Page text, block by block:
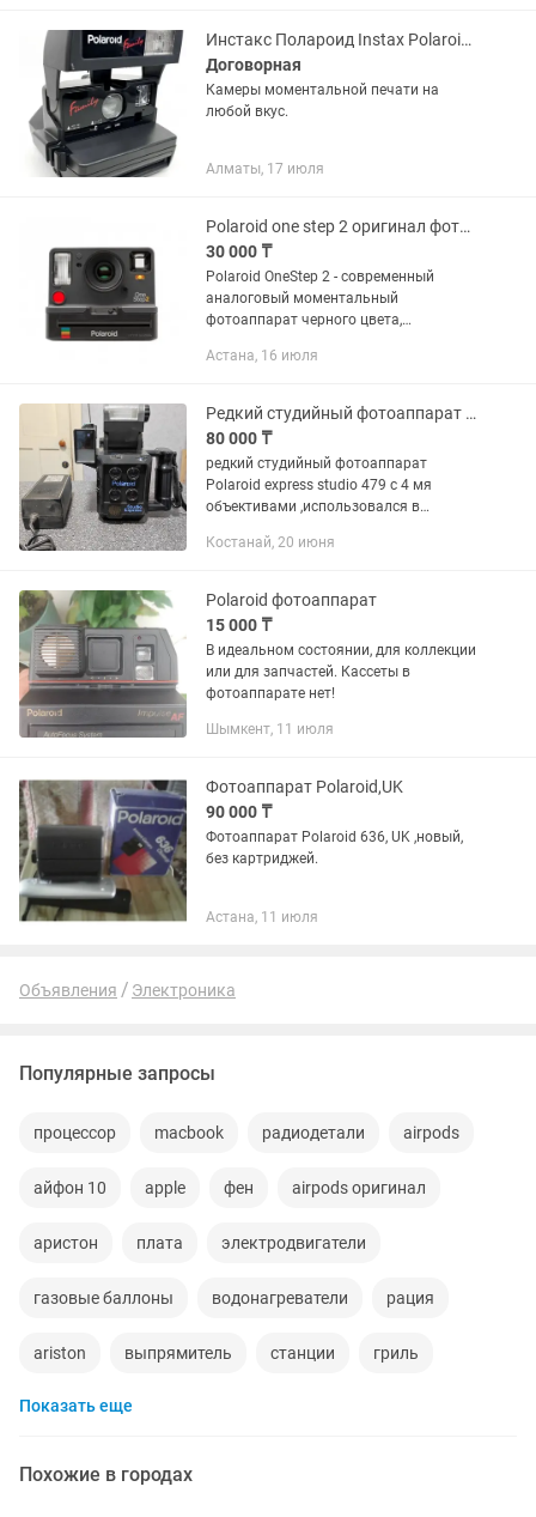
Инстакс Полароид Instax Polaroid фотоаппараты моментальной печати
Договорная
Камеры моментальной печати на
любой вкус.
Алматы, 17 июля
Polaroid one step 2 оригинал фотоаппарат
30 000 ₸
Polaroid OneStep 2 - современный
аналоговый моментальный
фотоаппарат черного цвета,
фотокамер мгновенной печати и
квадратный кадр...
Астана, 16 июля
Редкий студийный фотоаппарат Pilaroid studio express 479
80 000 ₸
редкий студийный фотоаппарат
Polaroid express studio 479 с 4 мя
объективами ,использовался в
документы , производства Японии,для
Костанай, 20 июня
Polaroid фотоаппарат
15 000 ₸
В идеальном состоянии, для коллекции
или для запчастей. Кассеты в
фотоаппарате нет!
Шымкент, 11 июля
Фотоаппарат Polaroid,UK
90 000 ₸
Фотоаппарат Polaroid 636, UK ,новый,
без картриджей.
Астана, 11 июля
Объявления Электроника
Популярные запросы
процессор macbook радиодетали airpods
айфон 10 apple фен airpods оригинал
аристон плата электродвигатели
газовые баллоны водонагреватели рация
ariston выпрямитель станции гриль
новые наушники
Показать еще
Похожие в городах